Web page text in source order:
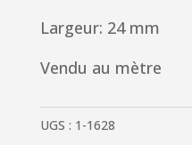
Largeur: 24 mm
Vendu au mètre
UGS : 1-1628